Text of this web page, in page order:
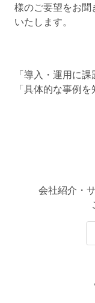
様のご要望をお聞
いたします。
「導入・運用に
「具体的な事例
会社紹介・